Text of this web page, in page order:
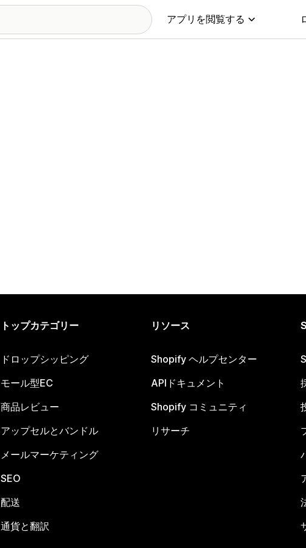
アプリを閲覧する
トップカテゴリー
ドロップシッピング
モール型EC
商品レビュー
アップセルとバンドル
メールマーケティング
SEO
配送
通貨と翻訳
リソース
Shopify ヘルプセンター
APIドキュメント
Shopify コミュニティ
リサーチ